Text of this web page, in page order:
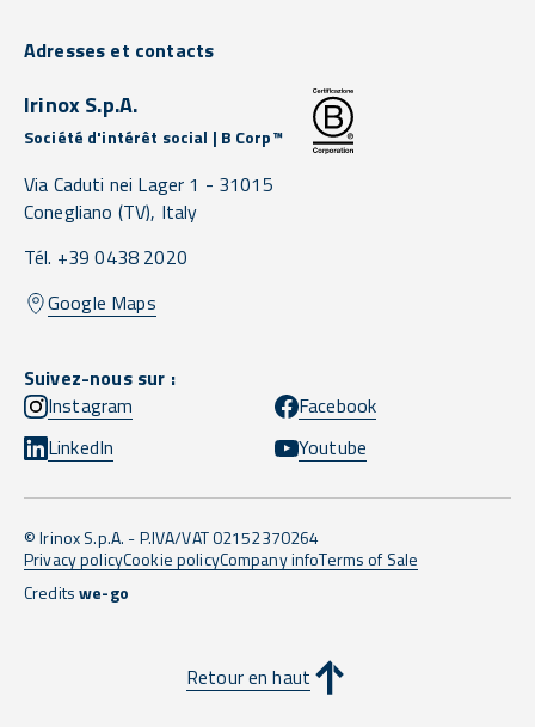
Adresses et contacts
Irinox S.p.A.
Société d'intérêt social | B Corp™
Via Caduti nei Lager 1 - 31015
Conegliano (TV), Italy
Tél. +39 0438 2020
Google Maps
Suivez-nous sur :
Instagram
Facebook
LinkedIn
Youtube
© Irinox S.p.A. - P.IVA/VAT 02152370264
Privacy policyCookie policyCompany infoTerms of Sale
Creditswe-go
Retour en haut